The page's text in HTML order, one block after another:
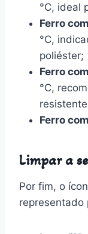
°C, ideal
Ferro
°C,
poliéster;
Ferro
°C,
Ferro
Limpar a
Por fim, o
representado